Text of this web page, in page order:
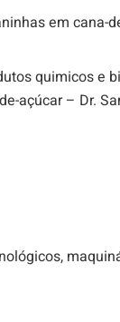
em cana-
quimicos e
açúcar – Dr.